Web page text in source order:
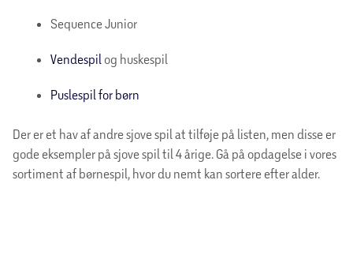
Sequence Junior
Vendespil og huskespil
Puslespil for børn
Der er et hav af andre sjove spil at tilføje på listen, men disse er
gode eksempler på sjove spil til 4 årige. Gå på opdagelse i vores
sortiment af børnespil, hvor du nemt kan sortere efter alder.